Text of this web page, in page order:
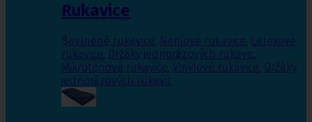
Rukavice
Bavlněné rukavice, Nitrilové rukavice, Latexové
rukavice, Držáky jednorázových rukavic,
Mikrotenové rukavice, Vinylové rukavice, Držáky
jednorázových rukavic